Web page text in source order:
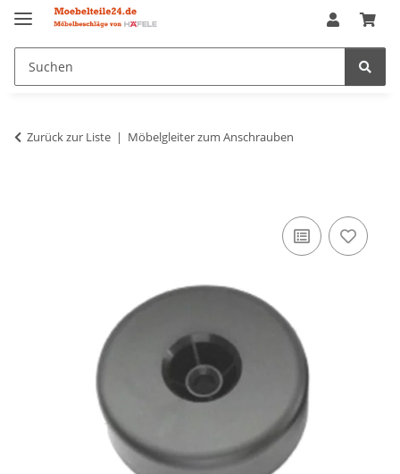
Zurück zur Liste Möbelgleiter zum Anschrauben